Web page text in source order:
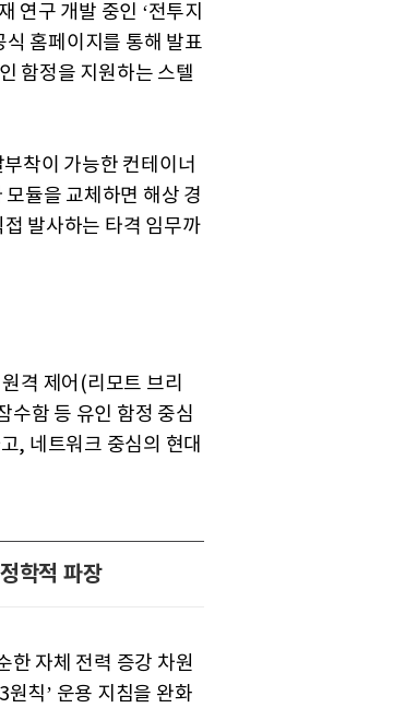
연구 개발 중인 ‘전투지
식 홈페이지를 통해 발표
함정을 지원하는 스텔
착이 가능한 컨테이너
듈을 교체하면 해상 경
발사하는 타격 임무까
격 제어(리모트 브리
수함 등 유인 함정 중심
, 네트워크 중심의 현대
학적 파장
한 자체 전력 증강 차원
원칙’ 운용 지침을 완화